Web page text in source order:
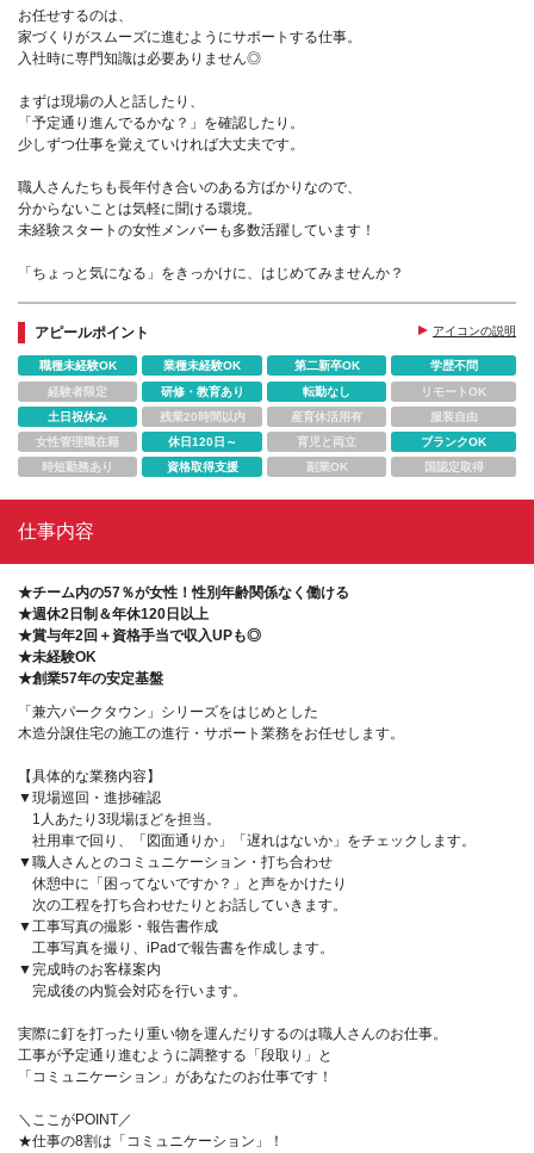
お任せするのは、
家づくりがスムーズに進むようにサポートする仕事。
入社時に専門知識は必要ありません◎
まずは現場の人と話したり、
「予定通り進んでるかな？」を確認したり。
少しずつ仕事を覚えていければ大丈夫です。
職人さんたちも長年付き合いのある方ばかりなので、
分からないことは気軽に聞ける環境。
未経験スタートの女性メンバーも多数活躍しています！
「ちょっと気になる」をきっかけに、はじめてみませんか？
アピールポイント アイコンの説明
職種未経験OK 業種未経験OK 第二新卒OK
学歴不問
経験者限定
研修・教育あり 転勤なし
リモートOK
土日祝休み
残業20時間以内 産育休活用有
服装自由
女性管理職在籍
休日120日～ 育児と両立
ブランクOK
時短勤務あり
資格取得支援 副業OK 国認定取得
仕事内容
★チーム内の57％が女性！性別年齢関係なく働ける
★週休2日制＆年休120日以上
★賞与年2回＋資格手当で収入UPも◎
★未経験OK
★創業57年の安定基盤
「兼六パークタウン」シリーズをはじめとした
木造分譲住宅の施工の進行・サポート業務をお任せします。
【具体的な業務内容】
▼現場巡回・進捗確認
1人あたり3現場ほどを担当。
社用車で回り、「図面通りか」「遅れはないか」をチェックします。
▼職人さんとのコミュニケーション・打ち合わせ
休憩中に「困ってないですか？」と声をかけたり
次の工程を打ち合わせたりとお話していきます。
▼工事写真の撮影・報告書作成
工事写真を撮り、iPadで報告書を作成します。
▼完成時のお客様案内
完成後の内覧会対応を行います。
実際に釘を打ったり重い物を運んだりするのは職人さんのお仕事。
工事が予定通り進むように調整する「段取り」と
「コミュニケーション」があなたのお仕事です！
＼ここがPOINT／
★仕事の8割は「コミュニケーション」！